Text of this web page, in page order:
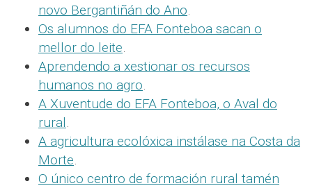
novo Bergantiñán do Ano
Os alumnos do EFA Fonteboa sacan o
mellor do leite
Aprendendo a xestionar os recursos
humanos no agro
A Xuventude do EFA Fonteboa, o Aval do
rural
A agricultura ecolóxica instálase na Costa da
Morte
O único centro de formación rural tamén